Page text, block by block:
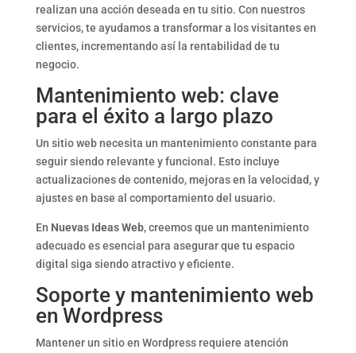
realizan una acción deseada en tu sitio. Con nuestros
servicios, te ayudamos a transformar a los visitantes en
clientes, incrementando así la rentabilidad de tu
negocio.
Mantenimiento web: clave
para el éxito a largo plazo
Un sitio web necesita un mantenimiento constante para
seguir siendo relevante y funcional. Esto incluye
actualizaciones de contenido, mejoras en la velocidad, y
ajustes en base al comportamiento del usuario.
En Nuevas Ideas Web, creemos que un mantenimiento
adecuado es esencial para asegurar que tu espacio
digital siga siendo atractivo y eficiente.
Soporte y mantenimiento web
en Wordpress
Mantener un sitio en Wordpress requiere atención